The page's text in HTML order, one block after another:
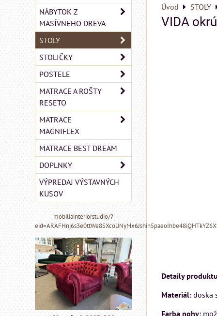
Úvod STOLY
VIDA
Detaily
Materiál: doska
Farba nohy:
NÁBYTOK Z
MASÍVNEHO DREVA
STOLY
STOLIČKY
POSTELE
MATRACE A ROŠTY
RESETO
MATRACE
MAGNIFLEX
MATRACE BEST DREAM
DOPLNKY
VÝPREDAJ VÝSTAVNÝCH
KUSOV
mobiliainteriorstudio/?
MIZAR - talianský
matrac 175x200 cm